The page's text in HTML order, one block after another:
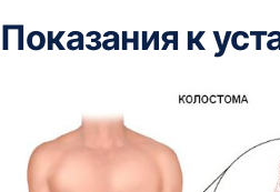
Показания к